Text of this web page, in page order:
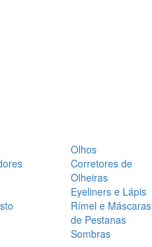
Olhos
Corretores de
Olheiras
Eyeliners e Lápis
Rímel e Máscaras
de Pestanas
Sombras